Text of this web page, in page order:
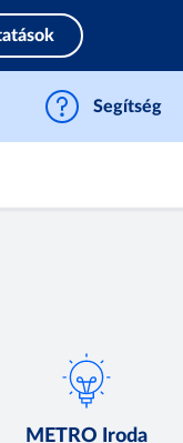
Segítség
METRO Iroda